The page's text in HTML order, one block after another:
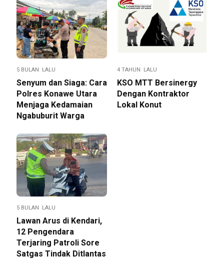
5 BULAN LALU
Senyum dan Siaga: Cara
Polres Konawe Utara
Menjaga Kedamaian
Ngabuburit Warga
4 TAHUN LALU
KSO MTT Bersinergy
Dengan Kontraktor
Lokal Konut
5 BULAN LALU
Lawan Arus di Kendari,
12 Pengendara
Terjaring Patroli Sore
Satgas Tindak Ditlantas